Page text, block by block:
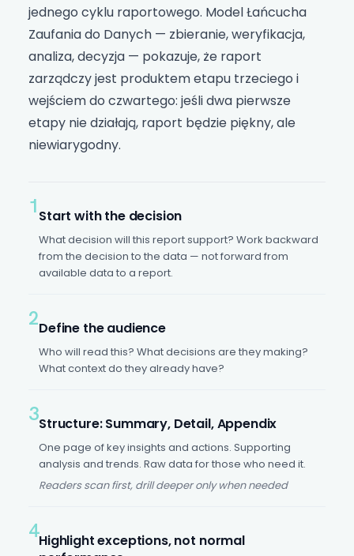
jednego cyklu raportowego. Model Łańcucha
Zaufania do Danych — zbieranie, weryfikacja,
analiza, decyzja — pokazuje, że raport
zarządczy jest produktem etapu trzeciego i
wejściem do czwartego: jeśli dwa pierwsze
etapy nie działają, raport będzie piękny, ale
niewiarygodny.
1Start with the decision
What decision will this report support? Work backward
from the decision to the data — not forward from
available data to a report.
2Define the audience
Who will read this? What decisions are they making?
What context do they already have?
3Structure: Summary, Detail, Appendix
One page of key insights and actions. Supporting
analysis and trends. Raw data for those who need it.
Readers scan first, drill deeper only when needed
4Highlight exceptions, not normal